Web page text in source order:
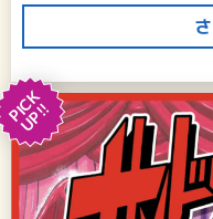
PICK
UP!!